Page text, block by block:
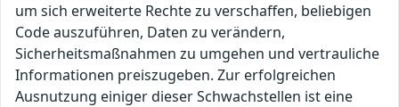
um sich erweiterte Rechte zu verschaffen, beliebigen
Code auszuführen, Daten zu verändern,
Sicherheitsmaßnahmen zu umgehen und vertrauliche
Informationen preiszugeben. Zur erfolgreichen
Ausnutzung einiger dieser Schwachstellen ist eine